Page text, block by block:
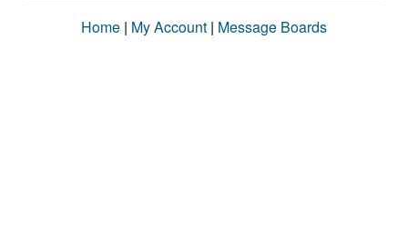
Home | My Account | Message Boards